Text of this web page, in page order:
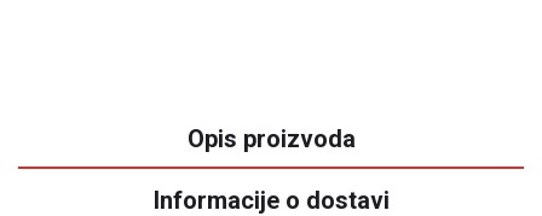
Opis proizvoda
Informacije o dostavi